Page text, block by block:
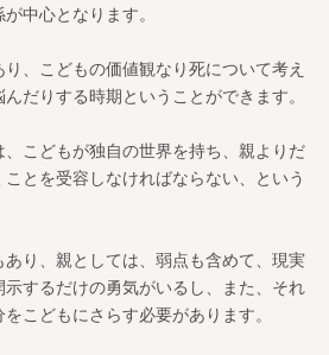
中心となります。
、こどもの価値観なり死について考え
だりする時期ということができます。
こどもが独自の世界を持ち、親よりだ
とを受容しなければならない、という
り、親としては、弱点も含めて、現実
するだけの勇気がいるし、また、それ
こどもにさらす必要があります。